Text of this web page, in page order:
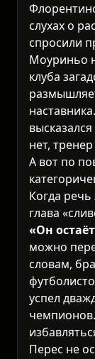
слухах о
спросили
Моуриньо
клуба
нет,
А вот по
Когда
глава
«Он
можно
словам,
успел
Перес не